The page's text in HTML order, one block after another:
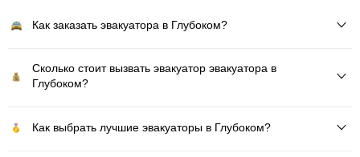
Как заказать эвакуатора в Глубоком?
Сколько стоит вызвать эвакуатор эвакуатора в
Глубоком?
Как выбрать лучшие эвакуаторы в Глубоком?